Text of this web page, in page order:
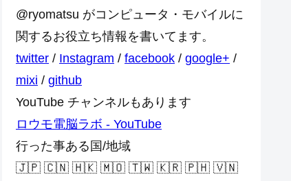
@ryomatsu がコンピュータ・モバイルに
関するお役立ち情報を書いてます。
twitter / Instagram / facebook / google+ /
mixi / github
YouTube チャンネルもあります
ロウモ電脳ラボ - YouTube
行った事ある国/地域
🇯🇵 🇨🇳 🇭🇰 🇲🇴 🇹🇼 🇰🇷 🇵🇭 🇻🇳